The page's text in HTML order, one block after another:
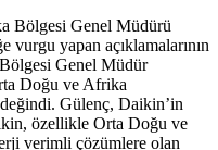
Bölgesi Genel Müdürü
vurgu yapan açıklamalarının
Genel Müdür
Doğu ve Afrika
değindi. Gülenç, Daikin’in
özellikle Orta Doğu ve
verimli çözümlere olan